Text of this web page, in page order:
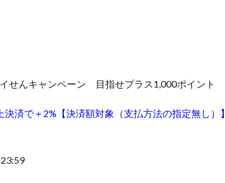
せんキャンペーン 目指せプラス1,000ポイント
済で＋2%【決済額対象（支払方法の指定無し）】